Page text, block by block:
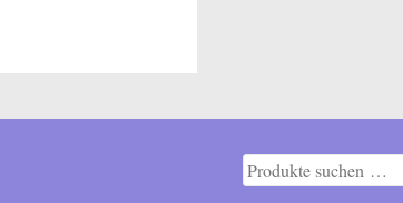
Suchen
nach: